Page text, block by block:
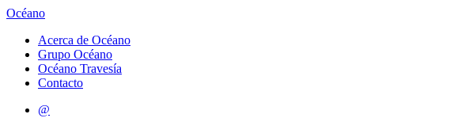
Océano
Acerca de Océano
Grupo Océano
Océano Travesía
Contacto
@